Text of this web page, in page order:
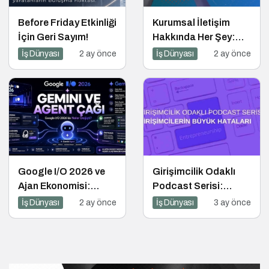
Before Friday Etkinliği
İçin Geri Sayım!
İş Dünyası 2 ay önce
Kurumsal İletişim
Hakkında Her Şey:
Kurumsal İletişim 2.0
İş Dünyası 2 ay önce
Google I/O 2026 ve
Ajan Ekonomisi:
Girişimcinin Yeni
İş Dünyası 2 ay önce
Girişimcilik Odaklı
Podcast Serisi:
Girişimcilerin Büyük
İş Dünyası 3 ay önce